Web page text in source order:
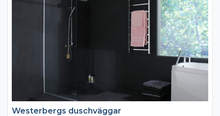
Westerbergs duschväggar